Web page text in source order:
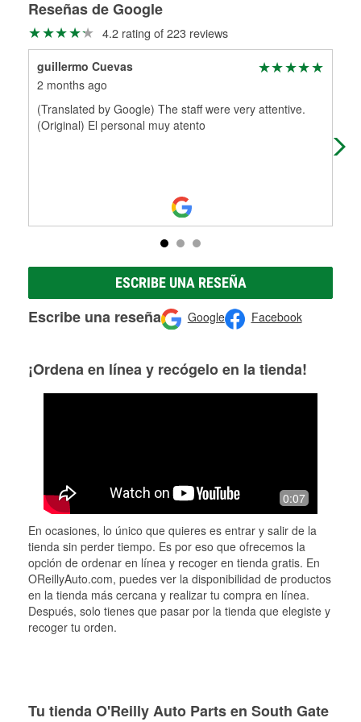
Más información sobre el Programa de Préstamo de
Herramientas de O'Reilly
medirán tus tambores o discos para determinar si pueden
ser rectificados con seguridad. Si tus tambores o discos no
pueden ser reutilizados, podemos ayudarte a encontrar las
partes de reemplazo correctas para tu reparación.
Rectificación de tambores y discos de freno
Reseñas de Google
4.2 rating of 223 reviews
guillermo Cuevas
2 months ago
(Translated by Google) The staff were very attentive.
(Original) El personal muy atento
ESCRIBE UNA RESEÑA
Escribe una reseña Google Facebook
¡Ordena en línea y recógelo en la tienda!
0:07
En ocasiones, lo único que quieres es entrar y salir de la
tienda sin perder tiempo. Es por eso que ofrecemos la
opción de ordenar en línea y recoger en tienda gratis. En
OReillyAuto.com, puedes ver la disponibilidad de productos
en la tienda más cercana y realizar tu compra en línea.
Después, solo tienes que pasar por la tienda que elegiste y
recoger tu orden.
Tu tienda O'Reilly Auto Parts en South Gate